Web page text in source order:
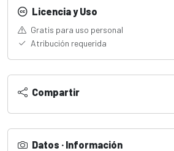
Licencia y Uso
Gratis para uso personal
Atribución requerida
Compartir
Datos · Información